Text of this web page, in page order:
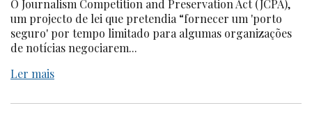
O Journalism Competition and Preservation Act (JCPA),
um projecto de lei que pretendia “fornecer um 'porto
seguro' por tempo limitado para algumas organizações
de notícias negociarem...
Ler mais